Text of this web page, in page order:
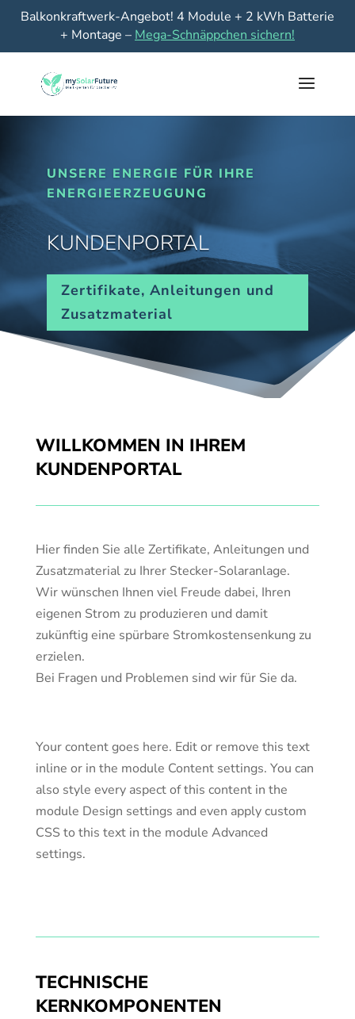
Balkonkraftwerk-Angebot! 4 Module + 2 kWh Batterie
+ Montage – Mega-Schnäppchen sichern!
UNSERE ENERGIE FÜR IHRE
ENERGIEERZEUGUNG
KUNDENPORTAL
Zertifikate, Anleitungen und
Zusatzmaterial
WILLKOMMEN IN IHREM
KUNDENPORTAL
Hier finden Sie alle Zertifikate, Anleitungen und
Zusatzmaterial zu Ihrer Stecker-Solaranlage.
Wir wünschen Ihnen viel Freude dabei, Ihren
eigenen Strom zu produzieren und damit
zukünftig eine spürbare Stromkostensenkung zu
erzielen.
Bei Fragen und Problemen sind wir für Sie da.
Your content goes here. Edit or remove this text
inline or in the module Content settings. You can
also style every aspect of this content in the
module Design settings and even apply custom
CSS to this text in the module Advanced
settings.
TECHNISCHE
KERNKOMPONENTEN